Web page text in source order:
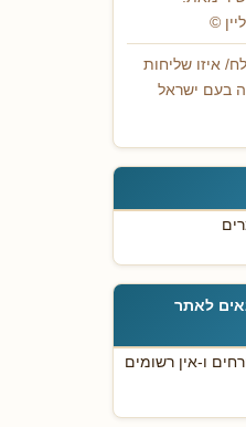
©
איזו שליחות
בעם ישראל
לאתר
258 אורחים ו-אין רשומים